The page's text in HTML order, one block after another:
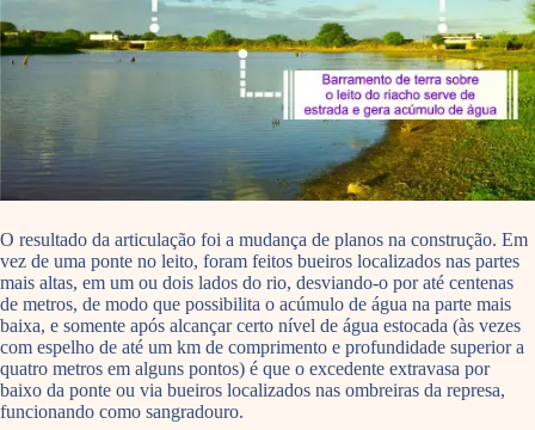
O resultado da articulação foi a mudança de planos na construção. Em
vez de uma ponte no leito, foram feitos bueiros localizados nas partes
mais altas, em um ou dois lados do rio, desviando-o por até centenas
de metros, de modo que possibilita o acúmulo de água na parte mais
baixa, e somente após alcançar certo nível de água estocada (às vezes
com espelho de até um km de comprimento e profundidade superior a
quatro metros em alguns pontos) é que o excedente extravasa por
baixo da ponte ou via bueiros localizados nas ombreiras da represa,
funcionando como sangradouro.